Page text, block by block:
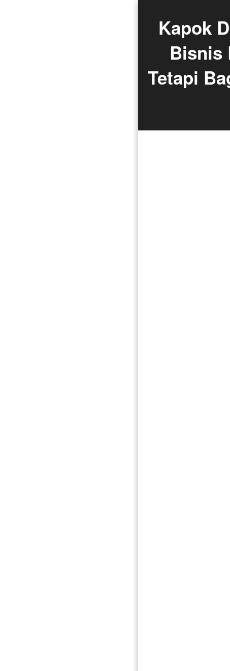
Kapok
Bisnis
Tetapi